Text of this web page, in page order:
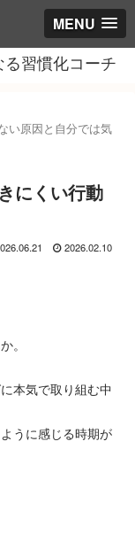
MENU
習慣化コーチ
い原因と自分では気
にくい行動
2026.02.10
。
本気で取り組む中
うに感じる時期が